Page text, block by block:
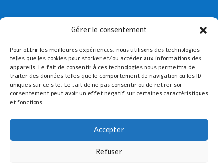
Gérer le consentement
Pour offrir les meilleures expériences, nous utilisons des technologies
telles que les cookies pour stocker et/ou accéder aux informations des
appareils. Le fait de consentir à ces technologies nous permettra de
traiter des données telles que le comportement de navigation ou les ID
uniques sur ce site. Le fait de ne pas consentir ou de retirer son
consentement peut avoir un effet négatif sur certaines caractéristiques
et fonctions.
Accepter
Refuser
Collège St Joseph de Paimpol
Lien admin
Mentions légales